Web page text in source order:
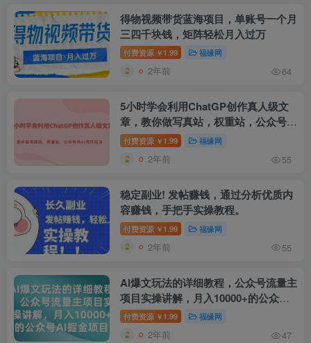
得物视频带货蓝海项目，单账号一个月
三四千块钱，矩阵轻松月入过万
付费资源 ￥ 1.99 福缘网
2年前 64
5小时学会利用ChatGP创作真人级文
章，教你做写真站，权重站，公众号类
AI写作玩法
付费资源 ￥ 1.99 福缘网
2年前 55
稳定副业! 发帖赚钱，通过分析优质内
容赚钱，手把手实操教程。
付费资源 ￥ 1.99 福缘网
2年前 55
AI爆文玩法的详细教程，公众号流量主
项目实操讲解，月入10000+的公众号
AI掘金项目
付费资源 ￥ 1.99 福缘网
2年前 47